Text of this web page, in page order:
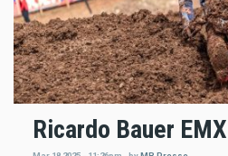
Ricardo Bauer